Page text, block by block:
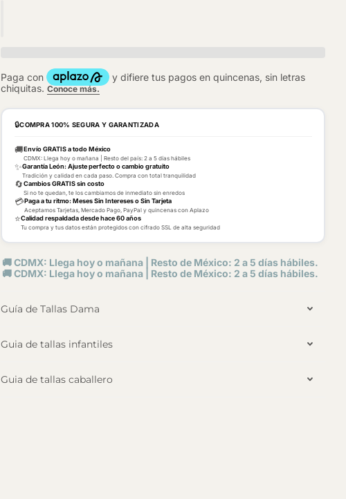
🔒COMPRA 100% SEGURA Y GARANTIZADA
🚚Envío GRATIS a todo México
CDMX: Llega hoy o mañana | Resto del país: 2 a 5 días hábiles
✨Garantía León: Ajuste perfecto o cambio gratuito
Tradición y calidad en cada paso. Compra con total tranquilidad
🔄Cambios GRATIS sin costo
Si no te quedan, te los cambiamos de inmediato sin enredos
💳Paga a tu ritmo: Meses Sin Intereses o Sin Tarjeta
Aceptamos Tarjetas, Mercado Pago, PayPal y quincenas con Aplazo
⭐Calidad respaldada desde hace 60 años
Tu compra y tus datos están protegidos con cifrado SSL de alta seguridad
🚚 CDMX: Llega hoy o mañana | Resto de México: 2 a 5 días hábiles.
🚚 CDMX: Llega hoy o mañana | Resto de México: 2 a 5 días hábiles.
Guía de Tallas Dama
Guia de tallas infantiles
Guia de tallas caballero